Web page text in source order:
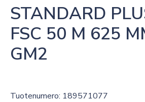
STANDARD
FSC 50 M 625
GM2
Tuotenumero: 189571077